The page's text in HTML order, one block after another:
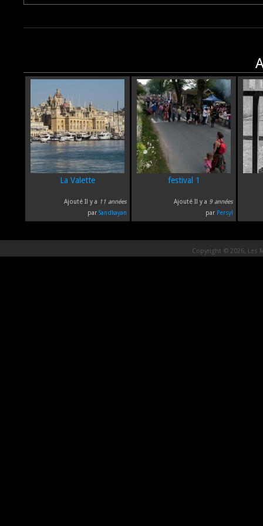
La Valette
Ajouté Il y a 11 années
par Sandkayan
festival 1
Ajouté Il y a 9 années
par Persyl
Copyright © 2026, Les